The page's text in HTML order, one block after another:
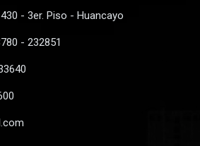
- 3er. Piso - Huancayo
- 232851